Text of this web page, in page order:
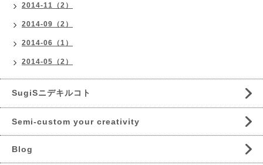
2014-11（2）
2014-09（2）
2014-06（1）
2014-05（2）
SugiSニデキルコト
Semi-custom your creativity
Blog